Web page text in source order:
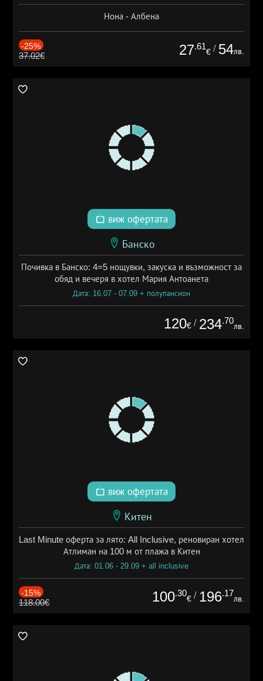
Нона - Албена
-25%
37.02€ 27.61
€ / 54лв.
виж офертата
Банско
Почивка в Банско: 4=5 нощувки, закуска и възможност за
обяд и вечеря в хотел Мария Антоанета
Дата: 16.07 - 07.09 + полупансион
120€ / 234.70
лв.
виж офертата
Китен
Last Minute оферта за лято: All Inclusive, реновиран хотел
Атлиман на 100 м от плажа в Китен
Дата: 01.06 - 29.09 + all inclusive
-15%
118.00€ 100.30
€ / 196.17
лв.